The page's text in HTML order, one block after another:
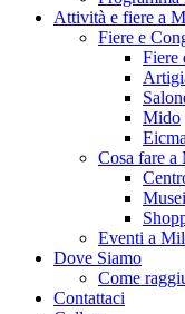
Attività e fiere a
Fiere e
Fiere
Mido
Eicma
Cosa fare a
Eventi a
Dove Siamo
Come
Contattaci